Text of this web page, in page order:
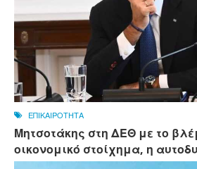
ΕΠΙΚΑΙΡΟΤΗΤΑ
Μητσοτάκης στη ΔΕΘ με το
οικονομικό στοίχημα, η